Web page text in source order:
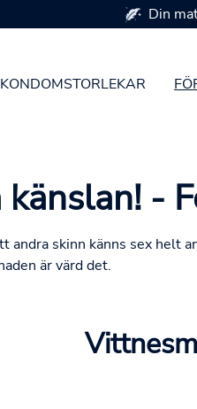
KONDOMSTORLEKAR
Din
känslan! -
andra skinn känns sex helt
är värd det.